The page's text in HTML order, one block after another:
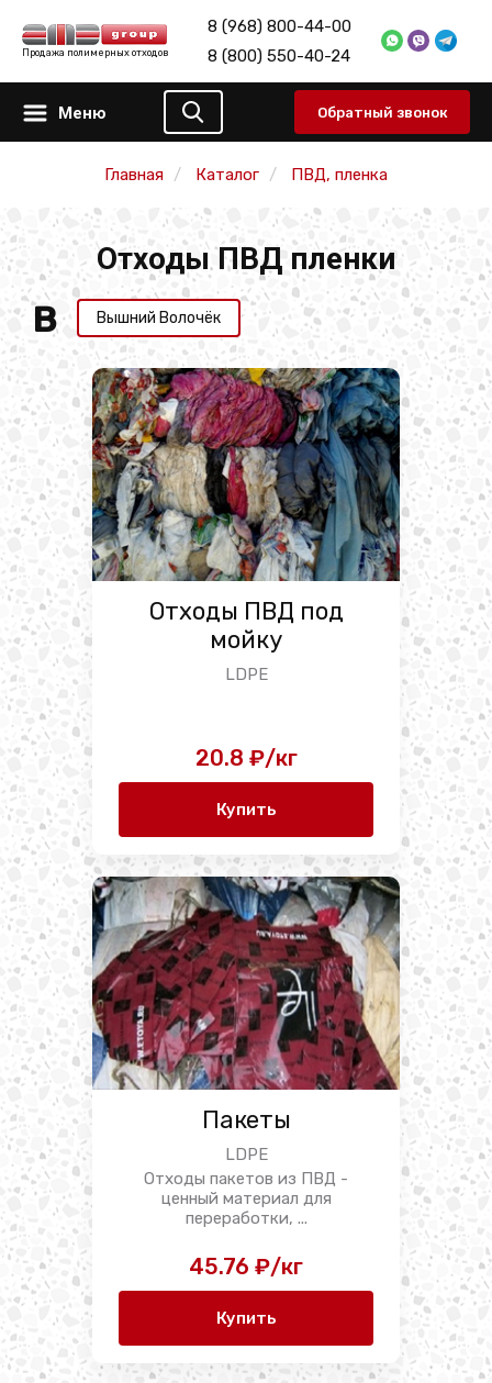
Продажа полимерных отходов
8 (968) 800-44-00
8 (800) 550-40-24
Меню Обратный звонок
Главная Каталог ПВД, пленка
Отходы ПВД пленки
В Вышний Волочёк
Отходы ПВД под
мойку
LDPE
20.8 ₽/кг
Купить
Пакеты
LDPE
Отходы пакетов из ПВД -
ценный материал для
переработки, ...
45.76 ₽/кг
Купить